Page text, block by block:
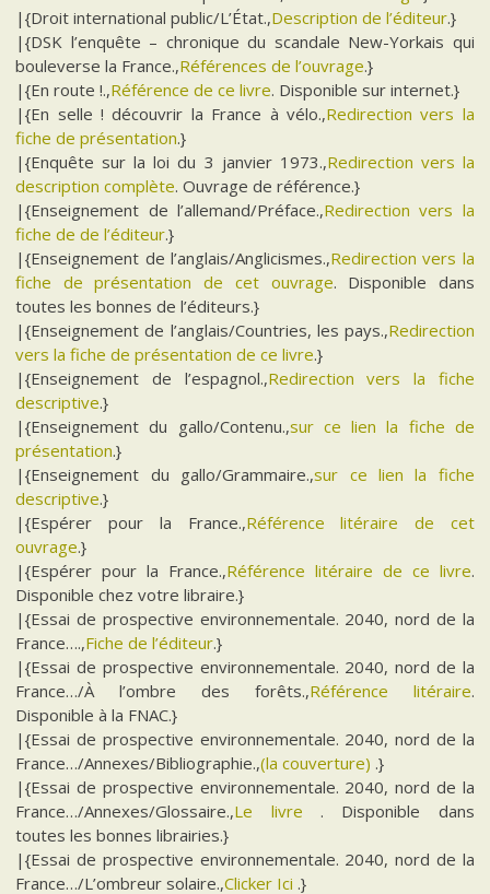
|{Droit international public/L’État.,Description de l’éditeur.}
|{DSK l’enquête – chronique du scandale New-Yorkais qui
bouleverse la France.,Références de l’ouvrage.}
|{En route !.,Référence de ce livre. Disponible sur internet.}
|{En selle ! découvrir la France à vélo.,Redirection vers la
fiche de présentation.}
|{Enquête sur la loi du 3 janvier 1973.,Redirection vers la
description complète. Ouvrage de référence.}
|{Enseignement de l’allemand/Préface.,Redirection vers la
fiche de de l’éditeur.}
|{Enseignement de l’anglais/Anglicismes.,Redirection vers la
fiche de présentation de cet ouvrage. Disponible dans
toutes les bonnes de l’éditeurs.}
|{Enseignement de l’anglais/Countries, les pays.,Redirection
vers la fiche de présentation de ce livre.}
|{Enseignement de l’espagnol.,Redirection vers la fiche
descriptive.}
|{Enseignement du gallo/Contenu.,sur ce lien la fiche de
présentation.}
|{Enseignement du gallo/Grammaire.,sur ce lien la fiche
descriptive.}
|{Espérer pour la France.,Référence litéraire de cet
ouvrage.}
|{Espérer pour la France.,Référence litéraire de ce livre.
Disponible chez votre libraire.}
|{Essai de prospective environnementale. 2040, nord de la
France….,Fiche de l’éditeur.}
|{Essai de prospective environnementale. 2040, nord de la
France…/À l’ombre des forêts.,Référence litéraire.
Disponible à la FNAC.}
|{Essai de prospective environnementale. 2040, nord de la
France…/Annexes/Bibliographie.,(la couverture) .}
|{Essai de prospective environnementale. 2040, nord de la
France…/Annexes/Glossaire.,Le livre . Disponible dans
toutes les bonnes librairies.}
|{Essai de prospective environnementale. 2040, nord de la
France…/L’ombreur solaire.,Clicker Ici .}